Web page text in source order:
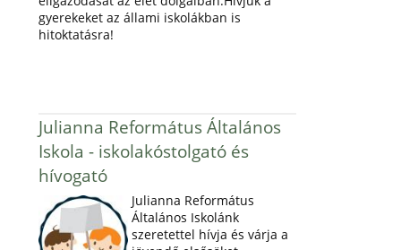
gyerekeket az állami iskolákban is
hitoktatásra!
Julianna Református Általános
Iskola - iskolakóstolgató és
hívogató
Julianna Református
Általános Iskolánk
szeretettel hívja és várja a